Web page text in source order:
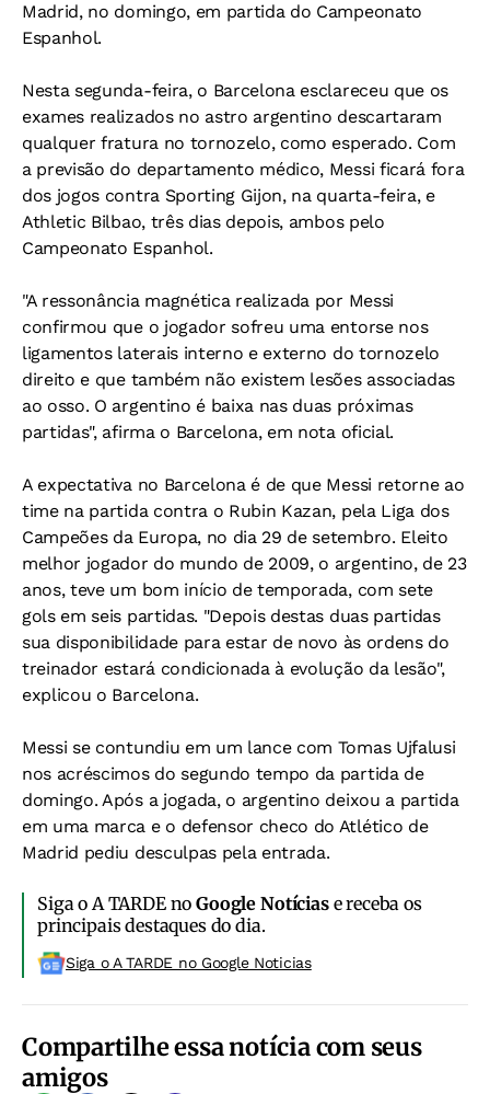
Madrid, no domingo, em partida do Campeonato
Espanhol.
Nesta segunda-feira, o Barcelona esclareceu que os
exames realizados no astro argentino descartaram
qualquer fratura no tornozelo, como esperado. Com
a previsão do departamento médico, Messi ficará fora
dos jogos contra Sporting Gijon, na quarta-feira, e
Athletic Bilbao, três dias depois, ambos pelo
Campeonato Espanhol.
"A ressonância magnética realizada por Messi
confirmou que o jogador sofreu uma entorse nos
ligamentos laterais interno e externo do tornozelo
direito e que também não existem lesões associadas
ao osso. O argentino é baixa nas duas próximas
partidas", afirma o Barcelona, em nota oficial.
A expectativa no Barcelona é de que Messi retorne ao
time na partida contra o Rubin Kazan, pela Liga dos
Campeões da Europa, no dia 29 de setembro. Eleito
melhor jogador do mundo de 2009, o argentino, de 23
anos, teve um bom início de temporada, com sete
gols em seis partidas. "Depois destas duas partidas
sua disponibilidade para estar de novo às ordens do
treinador estará condicionada à evolução da lesão",
explicou o Barcelona.
Messi se contundiu em um lance com Tomas Ujfalusi
nos acréscimos do segundo tempo da partida de
domingo. Após a jogada, o argentino deixou a partida
em uma marca e o defensor checo do Atlético de
Madrid pediu desculpas pela entrada.
Siga o A TARDE noGoogle Notíciase receba os
principais destaques do dia.
Siga o A TARDE no Google Noticias
Compartilhe essa notícia com seus
amigos